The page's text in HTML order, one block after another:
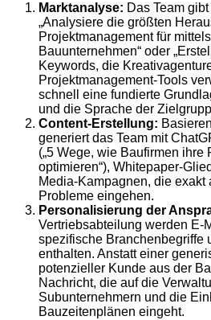
Marktanalyse: Das Team
„Analysiere die größten
Projektmanagement für
Bauunternehmen“ oder
Keywords, die
Projektmanagement-Tools
schnell eine fundierte
und die Sprache der
Content-Erstellung:
generiert das Team mit
(„5 Wege, wie Baufirmen ihre
optimieren“), Whitepaper-
Media-Kampagnen, die exakt
Probleme eingehen.
Personalisierung der
Vertriebsabteilung werden E-
spezifische Branchenbegriffe
enthalten. Anstatt einer
potenzieller Kunde aus der
Nachricht, die auf die
Subunternehmern und die
Bauzeitenplänen eingeht.